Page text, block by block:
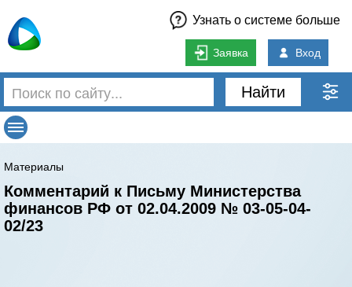
Узнать о системе больше
Заявка Вход
Найти
Материалы
Комментарий к Письму Министерства
финансов РФ от 02.04.2009 № 03-05-04-
02/23